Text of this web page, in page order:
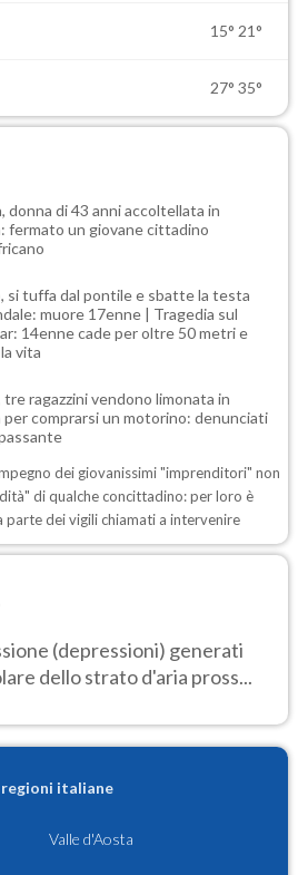
15° 21°
27° 35°
donna di 43 anni accoltellata in
fermato un giovane cittadino
si tuffa dal pontile e sbatte la testa
muore 17enne | Tragedia sul
14enne cade per oltre 50 metri e
vita
tre ragazzini vendono limonata in
per comprarsi un motorino: denunciati
dei giovanissimi "imprenditori" non
di qualche concittadino: per loro è
parte dei vigili chiamati a intervenire
(depressioni) generati
dello strato d'aria pross...
italiane
Valle d'Aosta